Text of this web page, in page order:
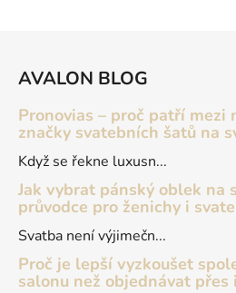
AVALON BLOG
Pronovias – proč patří mezi
značky svatebních šatů na
Když se řekne luxusn...
Jak vybrat pánský oblek na
průvodce pro ženichy i
Svatba není výjimečn...
Proč je lepší vyzkoušet
salonu než objednávat přes